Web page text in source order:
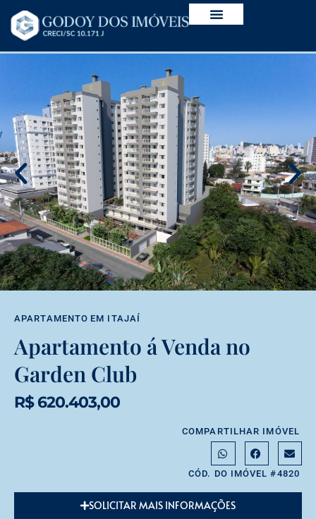
APARTAMENTO EM ITAJAÍ
Apartamento á Venda no
Garden Club
R$ 620.403,00
COMPARTILHAR IMÓVEL
CÓD. DO IMÓVEL #4820
SOLICITAR MAIS INFORMAÇÕES